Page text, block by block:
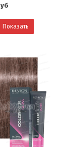
Показать